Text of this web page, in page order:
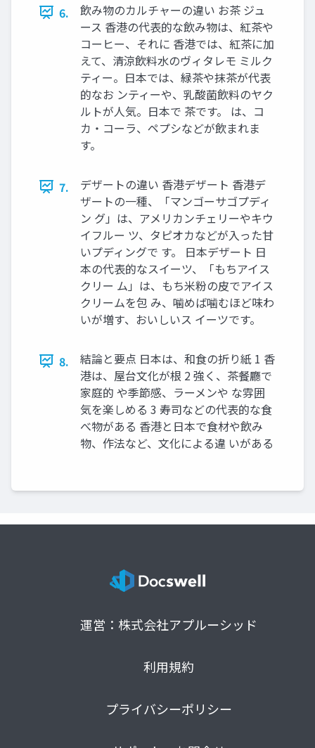
6.
飲み物のカルチャーの違い お茶 ジュ
ース 香港の代表的な飲み物は、紅茶や
コーヒー、それに 香港では、紅茶に加
えて、清涼飲料水のヴィタレモ ミルク
ティー。日本では、緑茶や抹茶が代表
的なお ンティーや、乳酸菌飲料のヤク
ルトが人気。日本で 茶です。 は、コ
カ・コーラ、ペプシなどが飲まれま
す。
7.
デザートの違い 香港デザート 香港デ
ザートの一種、「マンゴーサゴプディ
ン グ」は、アメリカンチェリーやキウ
イフルー ツ、タピオカなどが入った甘
いプディングで す。 日本デザート 日
本の代表的なスイーツ、「もちアイス
クリー ム」は、もち米粉の皮でアイス
クリームを包 み、噛めば噛むほど味わ
いが増す、おいしいス イーツです。
8.
結論と要点 日本は、和食の折り紙 1 香
港は、屋台文化が根 2 強く、茶餐廳で
家庭的 や季節感、ラーメンや な雰囲
気を楽しめる 3 寿司などの代表的な食
べ物がある 香港と日本で食材や飲み
物、作法など、文化による違 いがある
運営：株式会社アプルーシッド
利用規約
プライバシーポリシー